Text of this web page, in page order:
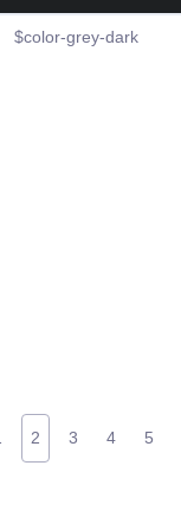
$color-grey-dark
2 3 4 5